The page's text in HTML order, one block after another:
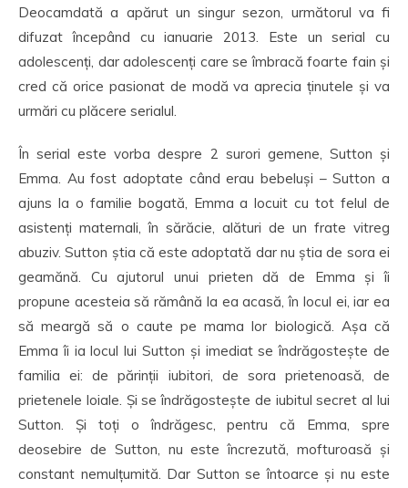
Deocamdată a apărut un singur sezon, următorul va fi
difuzat începând cu ianuarie 2013. Este un serial cu
adolescenți, dar adolescenți care se îmbracă foarte fain și
cred că orice pasionat de modă va aprecia ținutele și va
urmări cu plăcere serialul.
În serial este vorba despre 2 surori gemene, Sutton și
Emma. Au fost adoptate când erau bebeluși – Sutton a
ajuns la o familie bogată, Emma a locuit cu tot felul de
asistenți maternali, în sărăcie, alături de un frate vitreg
abuziv. Sutton știa că este adoptată dar nu știa de sora ei
geamănă. Cu ajutorul unui prieten dă de Emma și îi
propune acesteia să rămână la ea acasă, în locul ei, iar ea
să meargă să o caute pe mama lor biologică. Așa că
Emma îi ia locul lui Sutton și imediat se îndrăgostește de
familia ei: de părinții iubitori, de sora prietenoasă, de
prietenele loiale. Și se îndrăgostește de iubitul secret al lui
Sutton. Și toți o îndrăgesc, pentru că Emma, spre
deosebire de Sutton, nu este încrezută, mofturoasă și
constant nemulțumită. Dar Sutton se întoarce și nu este